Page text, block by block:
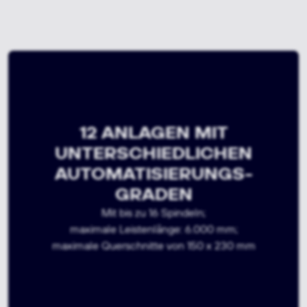
ANLAGEN FÜR SEHR HOHE
STÜCKZAHLEN
ANLAGEN FÜR SEHR HOHE
STÜCKZAHLEN
mit unterschiedlichsten Querschnitten